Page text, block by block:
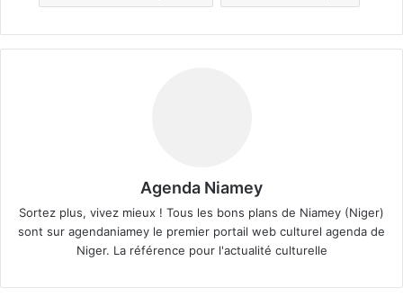
Agenda Niamey
Sortez plus, vivez mieux ! Tous les bons plans de Niamey (Niger)
sont sur agendaniamey le premier portail web culturel agenda de
Niger. La référence pour l'actualité culturelle